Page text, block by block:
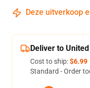
Deze uitverkoop
Deliver to
Cost to ship:$6.99
Standard - Order